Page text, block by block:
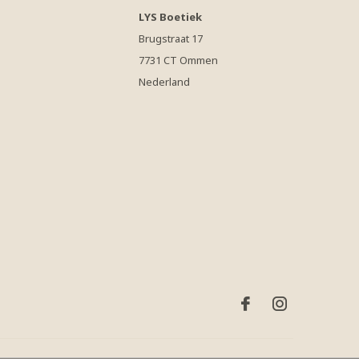
LYS Boetiek
Brugstraat 17
7731 CT Ommen
Nederland